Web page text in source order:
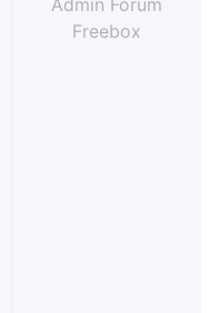
Admin Forum
Freebox